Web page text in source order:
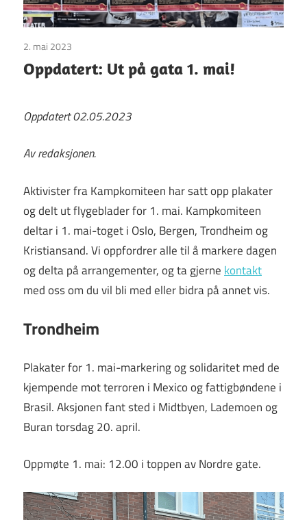
2. mai 2023
Oppdatert: Ut på gata 1. mai!
Oppdatert 02.05.2023
Av redaksjonen.
Aktivister fra Kampkomiteen har satt opp plakater
og delt ut flygeblader for 1. mai. Kampkomiteen
deltar i 1. mai-toget i Oslo, Bergen, Trondheim og
Kristiansand. Vi oppfordrer alle til å markere dagen
og delta på arrangementer, og ta gjerne kontakt
med oss om du vil bli med eller bidra på annet vis.
Trondheim
Plakater for 1. mai-markering og solidaritet med de
kjempende mot terroren i Mexico og fattigbøndene i
Brasil. Aksjonen fant sted i Midtbyen, Lademoen og
Buran torsdag 20. april.
Oppmøte 1. mai: 12.00 i toppen av Nordre gate.